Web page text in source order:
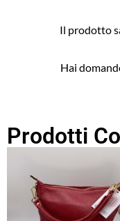
Il prodotto
Hai
Prodotti